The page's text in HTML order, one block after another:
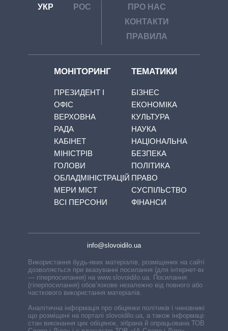
УКР РОС
ПРО НАС
КОНТАКТИ
ПРАВИЛА
МОНІТОРИНГ
ПРЕЗИДЕНТ І
ОФІС
ВЕРХОВНА
РАДА
КАБІНЕТ
МІНІСТРІВ
ГОЛОВИ
ОБЛАДМІНІСТРАЦІЙ
МЕРИ МІСТ
ВСІ ПЕРСОНИ
ТЕМАТИКИ
БІЗНЕС
ЕКОНОМІКА
КУЛЬТУРА
НАУКА
НАЦІОНАЛЬНА
БЕЗПЕКА
ПОЛІТИКА
ПРАВО
СУСПІЛЬСТВО
ФІНАНСИ
info@slovoidilo.ua
Використання будь-яких матеріалів, розміщених на сайті,
дозволяється при вказуванні посилання (для інтернет-видань
— гіперпосилання) на www.slovoidilo.ua. Посилання
(гіперпосилання) обов’язкове незалежно від повного або
часткового використання матеріалів.
Аналітична інформація про обіцянки політиків і чиновників,
що розміщені на порталі slovoidilo.ua, а також інформація про
стан виконання цих обіцянок, зібрана й опрацьована ТОВ «ІА